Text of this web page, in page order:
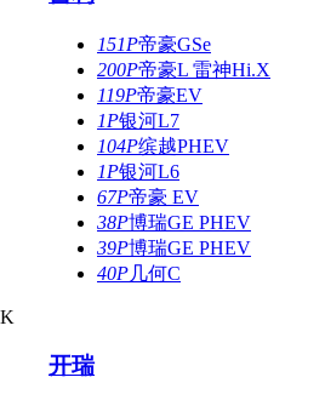
151P帝豪GSe
200P帝豪L 雷神Hi.X
119P帝豪EV
1P银河L7
104P缤越PHEV
1P银河L6
67P帝豪 EV
38P博瑞GE PHEV
39P博瑞GE PHEV
40P几何C
K
开瑞